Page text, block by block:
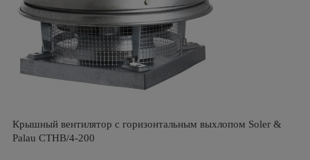
Крышный вентилятор с горизонтальным выхлопом Soler &
Palau CTHB/4-200